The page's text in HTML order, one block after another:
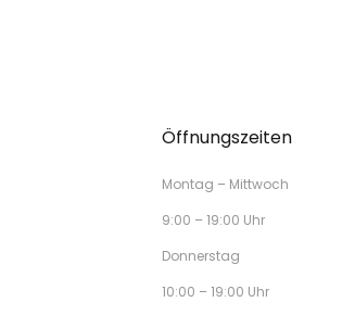
Öffnungszeiten
Montag – Mittwoch
9:00 – 19:00 Uhr
Donnerstag
10:00 – 19:00 Uhr